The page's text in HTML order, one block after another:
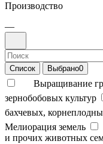
Производство
—
Список Выбрано0
Выращивание
зернобобовых культур
бахчевых,
Мелиорация земель
и прочих животных